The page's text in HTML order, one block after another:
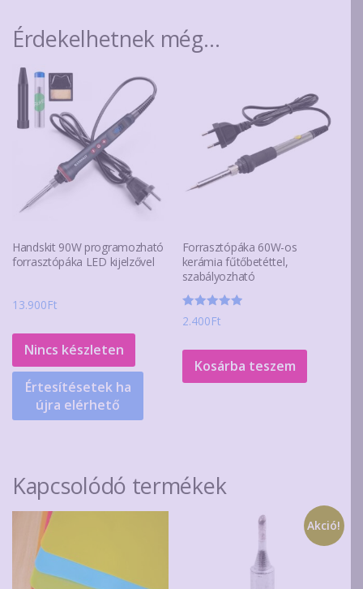
Érdekelhetnek még…
Handskit 90W programozható
forrasztópáka LED kijelzővel
13.900Ft
Nincs készleten
Értesítésetek ha
újra elérhető
Forrasztópáka 60W-os
kerámia fűtőbetéttel,
szabályozható
Értékelés:
5.00
2.400Ft
Kosárba teszem
Kapcsolódó termékek
Akció!